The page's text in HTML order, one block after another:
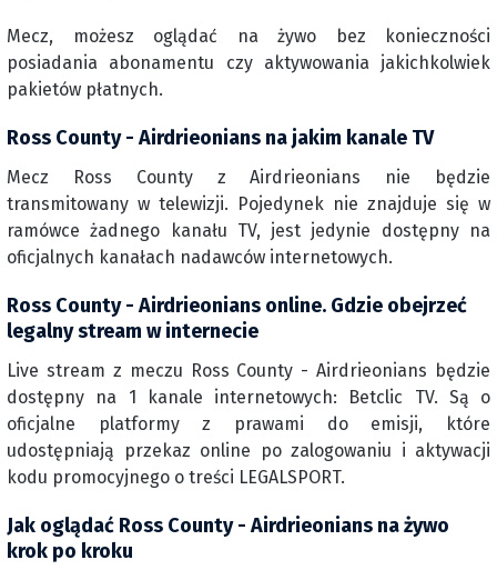
Mecz, możesz oglądać na żywo bez konieczności
posiadania abonamentu czy aktywowania jakichkolwiek
pakietów płatnych.
Ross County - Airdrieonians na jakim kanale TV
Mecz Ross County z Airdrieonians nie będzie
transmitowany w telewizji. Pojedynek nie znajduje się w
ramówce żadnego kanału TV, jest jedynie dostępny na
oficjalnych kanałach nadawców internetowych.
Ross County - Airdrieonians online. Gdzie obejrzeć
legalny stream w internecie
Live stream z meczu Ross County - Airdrieonians będzie
dostępny na 1 kanale internetowych: Betclic TV. Są o
oficjalne platformy z prawami do emisji, które
udostępniają przekaz online po zalogowaniu i aktywacji
kodu promocyjnego o treści LEGALSPORT.
Jak oglądać Ross County - Airdrieonians na żywo
krok po kroku